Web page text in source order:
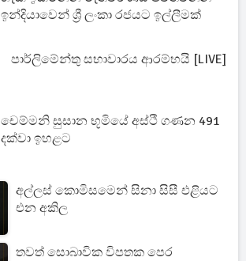
ඉන්දියාවෙන් ශ්‍රී ලංකා රජයට ඉල්ලීමක්
පාර්ලිමේන්තු සභාවාරය ආරම්භයි [LIVE]
චෙම්මනි සුසාන භූමියේ අස්ථි ගණන 491
දක්වා ඉහළට
අල්ලස් කොමිසමෙන් සිනා සිසී එළියට
එන අකිල
තවත් සොබාවික විපතක පෙර